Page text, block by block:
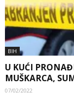
BIH
U KUĆI
MUŠKARCA,
07/02/2022